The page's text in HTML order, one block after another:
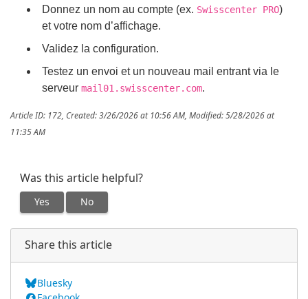
Donnez un nom au compte (ex. Swisscenter PRO)
et votre nom d’affichage.
Validez la configuration.
Testez un envoi et un nouveau mail entrant via le
serveurmail01.swisscenter.com.
Article ID: 172, Created: 3/26/2026 at 10:56 AM, Modified: 5/28/2026 at
11:35 AM
Was this article helpful?
Yes No
Share this article
Bluesky